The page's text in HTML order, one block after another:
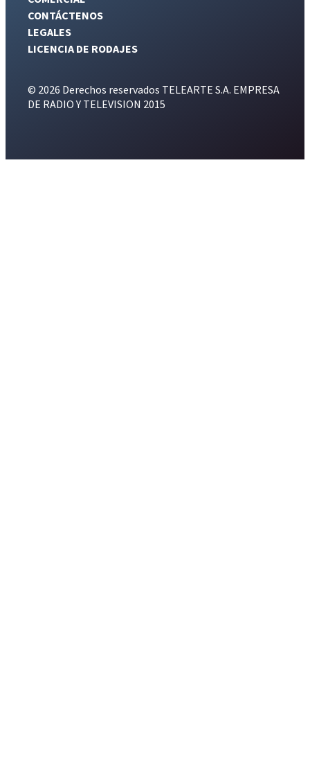
CONTÁCTENOS
LEGALES
LICENCIA DE RODAJES
© 2026 Derechos reservados TELEARTE S.A. EMPRESA
DE RADIO Y TELEVISION 2015